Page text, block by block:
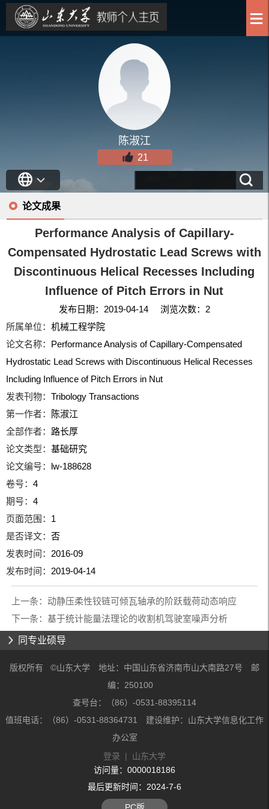
陈淑江
21
论文成果
Performance Analysis of Capillary-
Compensated Hydrostatic Lead Screws with
Discontinuous Helical Recesses Including
Influence of Pitch Errors in Nut
发布日期：2019-04-14 浏览次数： 2
所属单位：机械工程学院
论文名称： Performance Analysis of Capillary-Compensated
Hydrostatic Lead Screws with Discontinuous Helical Recesses
Including Influence of Pitch Errors in Nut
发表刊物：Tribology Transactions
第一作者： 陈淑江
全部作者： 路长厚
论文类型：基础研究
论文编号： lw-188628
卷号：4
期号：4
页面范围： 1
是否译文：否
发表时间： 2016-09
发布时间： 2019-04-14
上一条： 动静压柔性铰链可倾瓦轴承的阶跃载荷动态响应
下一条： 基于统计能量法理论的收割机驾驶室噪声分析
同专业硕导
版权所有 ©山东大学 地址：中国山东省济南市山大南路27号 邮
编：250100
查号台：（86）-0531-88395114
值班电话：（86）-0531-88364731 建设维护：山东大学信息化工作
办公室
登录 | 山东大学
访问量： 0000018186
最后更新时间： 2024-7-6
PC版